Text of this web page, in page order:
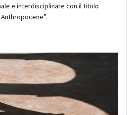
e interdisciplinare con il titolo